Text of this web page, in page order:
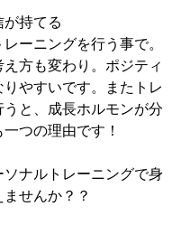
持てる
ーニングを行う事で。
え方も変わり。ポジティ
りやすいです。またトレ
うと、成長ホルモンが分
つの理由です！
ソナルトレーニングで身
せんか？？